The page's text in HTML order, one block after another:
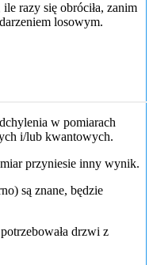
razy się obróciła, zanim
losowym.
w pomiarach
i/lub kwantowych.
przyniesie inny wynik.
są znane, będzie
drzwi z